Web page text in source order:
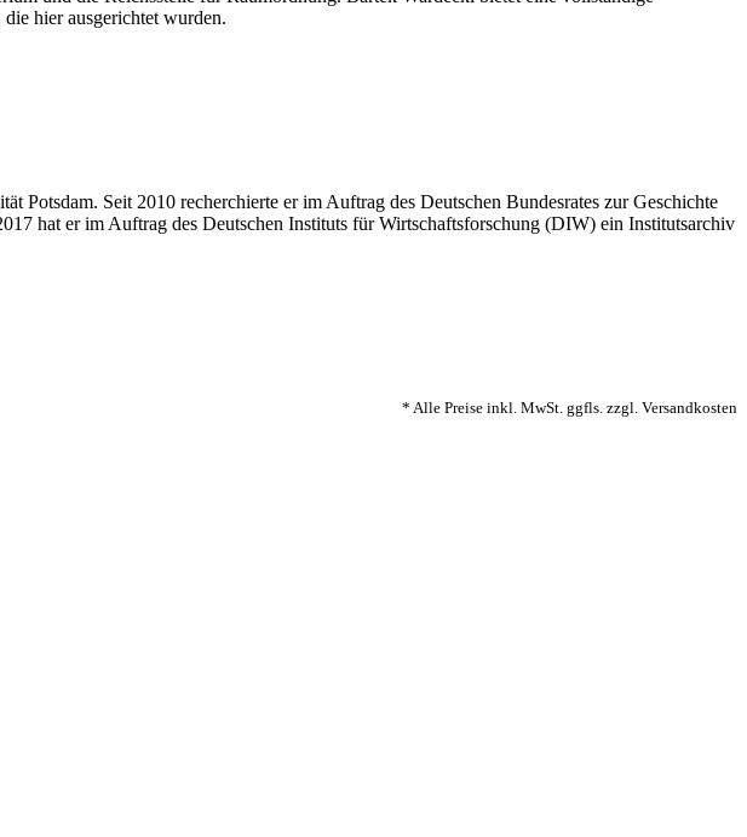
hier ausgerichtet wurden.
Seit 2010 recherchierte er im Auftrag des Deutschen Bundesrates zur Geschichte
hat er im Auftrag des Deutschen Instituts für Wirtschaftsforschung (DIW) ein Institutsarchiv
* Alle Preise inkl. MwSt. ggfls. zzgl. Versandkosten